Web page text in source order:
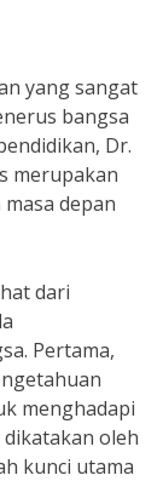
yang sangat
bangsa
Dr.
merupakan
depan
dari
Pertama,
menghadapi
oleh
kunci utama